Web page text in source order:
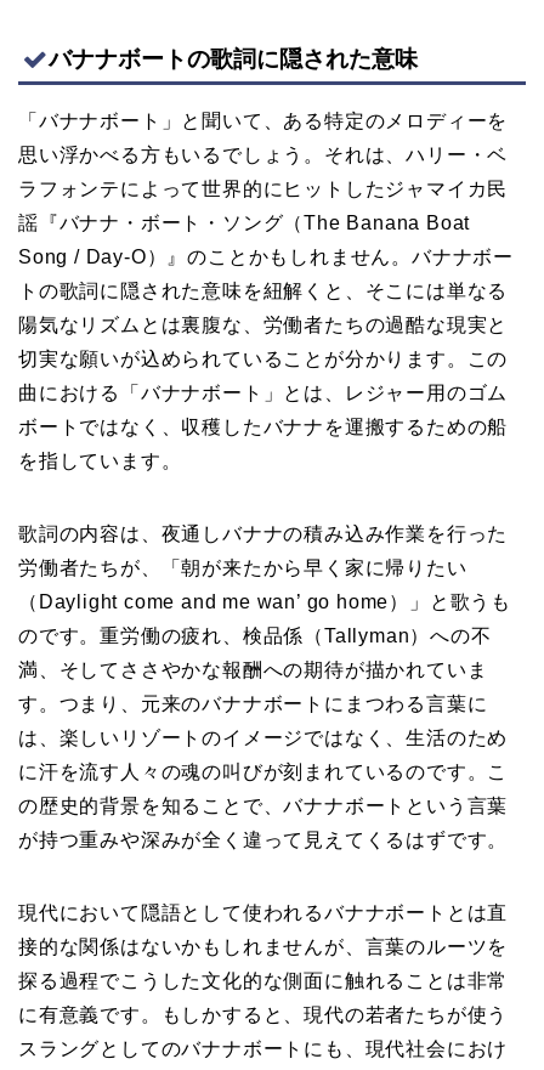
バナナボートの歌詞に隠された意味
「バナナボート」と聞いて、ある特定のメロディーを
思い浮かべる方もいるでしょう。それは、ハリー・ベ
ラフォンテによって世界的にヒットしたジャマイカ民
謡『バナナ・ボート・ソング（The Banana Boat
Song / Day-O）』のことかもしれません。バナナボー
トの歌詞に隠された意味を紐解くと、そこには単なる
陽気なリズムとは裏腹な、労働者たちの過酷な現実と
切実な願いが込められていることが分かります。この
曲における「バナナボート」とは、レジャー用のゴム
ボートではなく、収穫したバナナを運搬するための船
を指しています。
歌詞の内容は、夜通しバナナの積み込み作業を行った
労働者たちが、「朝が来たから早く家に帰りたい
（Daylight come and me wan’ go home）」と歌うも
のです。重労働の疲れ、検品係（Tallyman）への不
満、そしてささやかな報酬への期待が描かれていま
す。つまり、元来のバナナボートにまつわる言葉に
は、楽しいリゾートのイメージではなく、生活のため
に汗を流す人々の魂の叫びが刻まれているのです。こ
の歴史的背景を知ることで、バナナボートという言葉
が持つ重みや深みが全く違って見えてくるはずです。
現代において隠語として使われるバナナボートとは直
接的な関係はないかもしれませんが、言葉のルーツを
探る過程でこうした文化的な側面に触れることは非常
に有意義です。もしかすると、現代の若者たちが使う
スラングとしてのバナナボートにも、現代社会におけ